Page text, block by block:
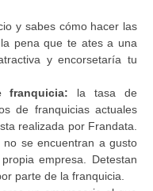
y sabes cómo hacer las
pena que te ates a una
y encorsetaría tu
franquicia: la tasa de
de franquicias actuales
realizada por Frandata.
se encuentran a gusto
empresa. Detestan
parte de la franquicia.